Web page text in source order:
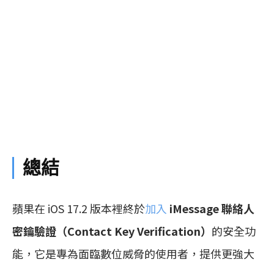
總結
蘋果在 iOS 17.2 版本裡終於加入 iMessage 聯絡人
密鑰驗證（Contact Key Verification） 的安全功
能，它是專為面臨數位威脅的使用者，提供更強大